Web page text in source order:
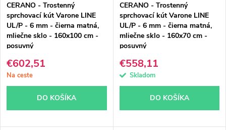
CERANO - Trostenný
sprchovací kút Varone LINE
UL/P - 6 mm - čierna matná,
mliečne sklo - 160x100 cm -
posuvný
€602,51
Na ceste
DO KOŠÍKA
CERANO - Trostenný
sprchovací kút Varone LINE
UL/P - 6 mm - čierna matná,
mliečne sklo - 160x70 cm -
posuvný
€558,11
Skladom
DO KOŠÍKA